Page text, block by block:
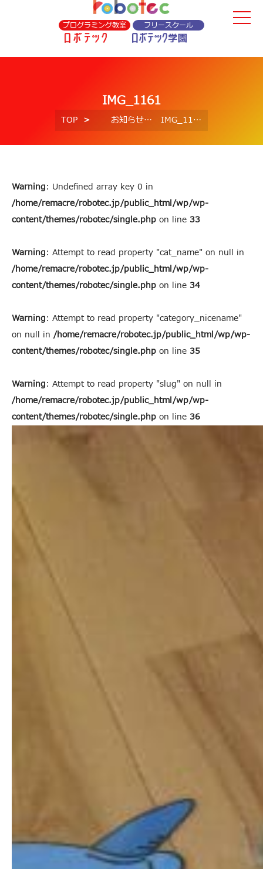
プログラミング教室 フリースクール
IMG_1161
TOP お知らせ IMG_1161
Warning: Undefined array key 0 in
/home/remacre/robotec.jp/public_html/wp/wp-
content/themes/robotec/single.php on line 33
Warning: Attempt to read property "cat_name" on null in
/home/remacre/robotec.jp/public_html/wp/wp-
content/themes/robotec/single.php on line 34
Warning: Attempt to read property "category_nicename"
on null in /home/remacre/robotec.jp/public_html/wp/wp-
content/themes/robotec/single.php on line 35
Warning: Attempt to read property "slug" on null in
/home/remacre/robotec.jp/public_html/wp/wp-
content/themes/robotec/single.php on line 36